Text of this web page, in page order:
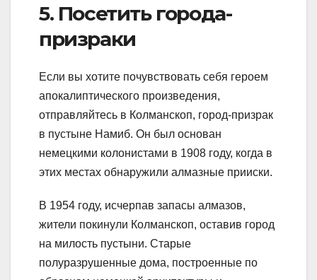
5. Посетить города-
призраки
Если вы хотите почувствовать себя героем
апокалиптического произведения,
отправляйтесь в Колманскоп, город-призрак
в пустыне Намиб. Он был основан
немецкими колонистами в 1908 году, когда в
этих местах обнаружили алмазные прииски.
В 1954 году, исчерпав запасы алмазов,
жители покинули Колманскоп, оставив город
на милость пустыни. Старые
полуразрушенные дома, построенные по